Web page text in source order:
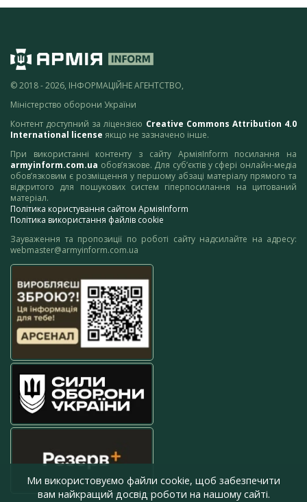
© 2018 - 2026, ІНФОРМАЦІЙНЕ АГЕНТСТВО,
Міністерство оборони України
Контент доступний за ліцензією Creative Commons Attribution 4.0
International license якщо не зазначено інше.
При використанні контенту з сайту АрміяInform посилання на
armyinform.com.ua обов’язкове. Для суб’єктів у сфері онлайн-медіа
обов’язковим є розміщення у першому абзаці матеріалу прямого та
відкритого для пошукових систем гіперпосилання на цитований
матеріал.
Політика користування сайтом АрміяInform
Політика використання файлів cookie
Зауваження та пропозиції по роботі сайту надсилайте на адресу:
webmaster@armyinform.com.ua
Ми використовуємо файли cookie, щоб забезпечити
вам найкращий досвід роботи на нашому сайті.